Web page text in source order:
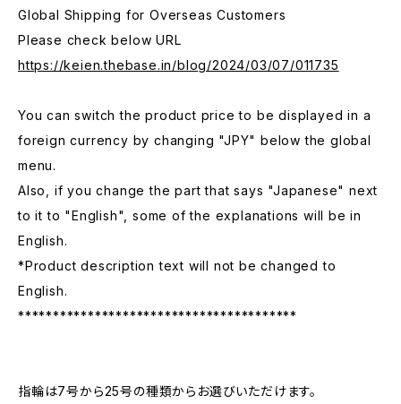
Global Shipping for Overseas Customers
Please check below URL
https://keien.thebase.in/blog/2024/03/07/011735
You can switch the product price to be displayed in a
foreign currency by changing "JPY" below the global
menu.
Also, if you change the part that says "Japanese" next
to it to "English", some of the explanations will be in
English.
*Product description text will not be changed to
English.
****************************************
指輪は7号から25号の種類からお選びいただけます。